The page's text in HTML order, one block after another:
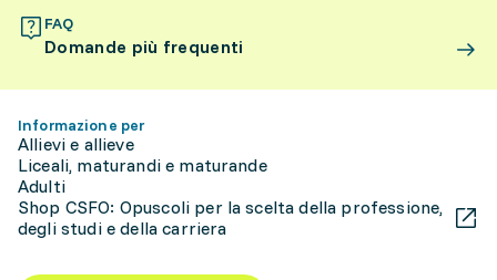
FAQ
Domande più frequenti
Informazione per
Allievi e allieve
Liceali, maturandi e maturande
Adulti
Shop CSFO: Opuscoli per la scelta della professione,
degli studi e della carriera